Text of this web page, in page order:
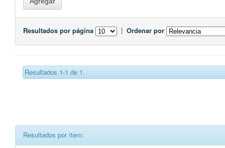
Resultados por página | Ordenar por
Resultados 1-1 de 1.
Resultados por ítem: